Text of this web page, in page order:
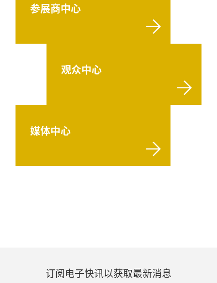
参展商中心
观众中心
媒体中心
订阅电子快讯以获取最新消息